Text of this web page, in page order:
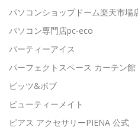
パソコンショップドーム楽天市場
パソコン専門店pc-eco
パーティーアイス
パーフェクトスペース カーテン館
ビッツ&ボブ
ビューティーメイト
ピアス アクセサリーPIENA 公式